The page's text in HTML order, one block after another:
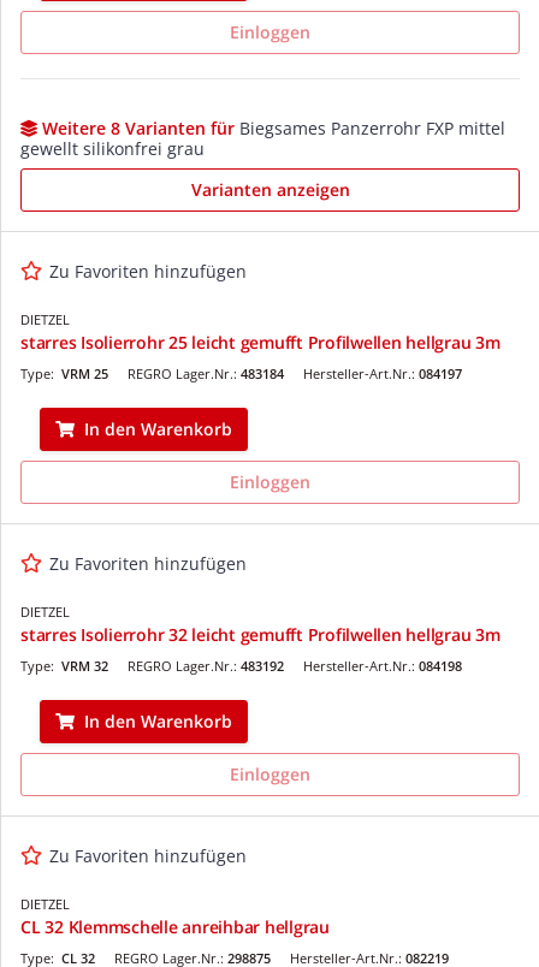
Einloggen
Weitere 8 Varianten für Biegsames Panzerrohr FXP mittel
gewellt silikonfrei grau
Varianten anzeigen
Zu Favoriten hinzufügen
DIETZEL
starres Isolierrohr 25 leicht gemufft Profilwellen hellgrau 3m
REGRO Lager.Nr.: 483184
Type: VRM 25 Hersteller-Art.Nr.: 084197
In den Warenkorb
Einloggen
Zu Favoriten hinzufügen
DIETZEL
starres Isolierrohr 32 leicht gemufft Profilwellen hellgrau 3m
REGRO Lager.Nr.: 483192
Type: VRM 32 Hersteller-Art.Nr.: 084198
In den Warenkorb
Einloggen
Zu Favoriten hinzufügen
DIETZEL
CL 32 Klemmschelle anreihbar hellgrau
REGRO Lager.Nr.: 298875
Type: CL 32 Hersteller-Art.Nr.: 082219